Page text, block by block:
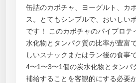
缶詰のカボチャ、ヨーグルト、カ
ス。とてもシンプルで、おいしい
です！ このカボチャのパイプロテ
水化物とタンパク質の比率が豊富
しいスナックまたはラン後の食事
4〜1〜3〜1個の炭水化物とタンパ
補給することを客観的にする必要